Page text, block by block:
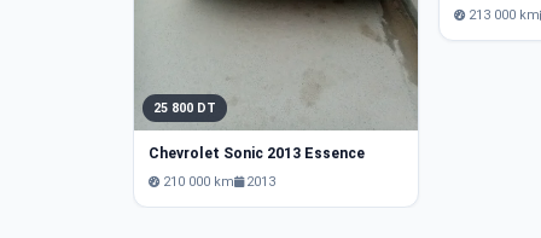
25 800 DT
Chevrolet Sonic 2013 Essence
210 000 km 2013
213 000 km